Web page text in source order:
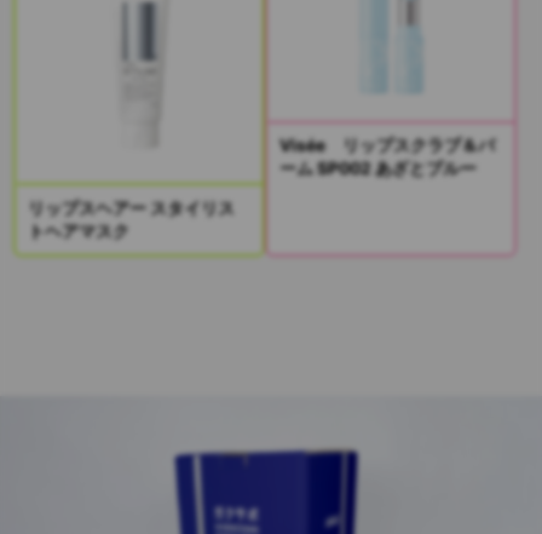
リップスヘアー スタイリス
トヘアマスク
Visée リップスクラブ＆バ
ーム SP002 あざとブルー